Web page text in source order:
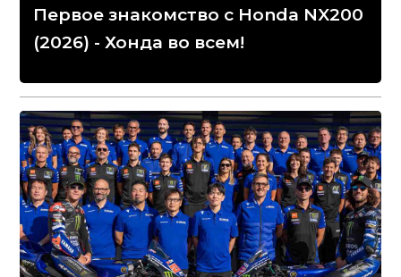
Первое знакомство с Honda NX200
(2026) - Хонда во всем!